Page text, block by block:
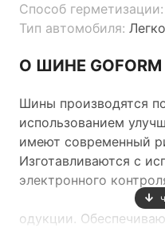
Способ герметизации:
Тип автомобиля:
О ШИНЕ GOFORM
Шины производятся
использованием
имеют современный
Изготавливаются с
электронного
одукции.